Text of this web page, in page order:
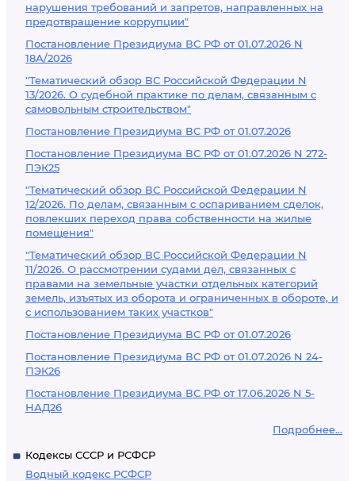
нарушения требований и запретов, направленных на
предотвращение коррупции"
Постановление Президиума ВС РФ от 01.07.2026 N
18А/2026
"Тематический обзор ВС Российской Федерации N
13/2026. О судебной практике по делам, связанным с
самовольным строительством"
Постановление Президиума ВС РФ от 01.07.2026
Постановление Президиума ВС РФ от 01.07.2026 N 272-
ПЭК25
"Тематический обзор ВС Российской Федерации N
12/2026. По делам, связанным с оспариванием сделок,
повлекших переход права собственности на жилые
помещения"
"Тематический обзор ВС Российской Федерации N
11/2026. О рассмотрении судами дел, связанных с
правами на земельные участки отдельных категорий
земель, изъятых из оборота и ограниченных в обороте, и
с использованием таких участков"
Постановление Президиума ВС РФ от 01.07.2026
Постановление Президиума ВС РФ от 01.07.2026 N 24-
ПЭК26
Постановление Президиума ВС РФ от 17.06.2026 N 5-
НАД26
Подробнее...
Кодексы СССР и РСФСР
Водный кодекс РСФСР